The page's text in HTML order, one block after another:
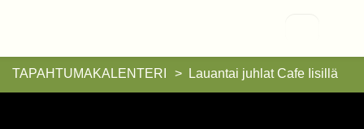
TAPAHTUMAKALENTERI Lauantai juhlat Cafe Iisillä